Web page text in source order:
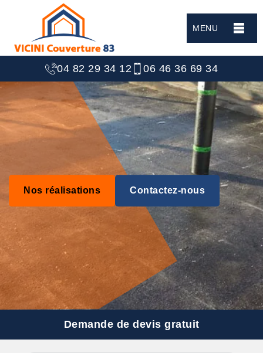
MENU
04 82 29 34 12 06 46 36 69 34
Nos réalisations Contactez-nous
Demande de devis gratuit